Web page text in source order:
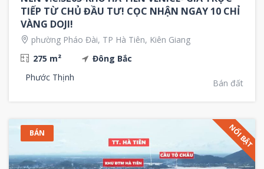
TIẾP TỪ CHỦ ĐẦU TƯ! CỌC NHẬN NGAY 10 CHỈ
VÀNG DOJI!
phường Pháo Đài, TP Hà Tiên, Kiên Giang
275 m²
Đông Bắc
Phước Thịnh
Bán đất
BÁN NỔI BẬT